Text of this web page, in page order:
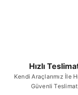
Hızlı
Kendi Araçlarımız İle
Güvenli Teslimat